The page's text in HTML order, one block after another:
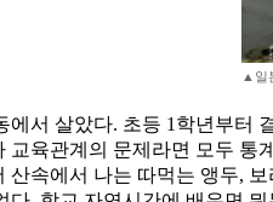
▲일
에서 살았다. 초등 1학년부터
교육관계의 문제라면 모두
산속에서 나는 따먹는 앵두,